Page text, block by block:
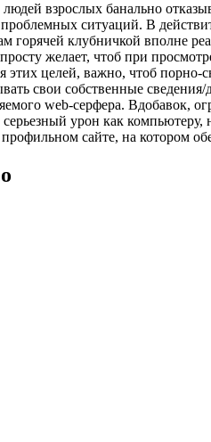
взрослых банально
ситуаций. В
горячей клубничкой вполне
желает, чтоб при
этих целей, важно, чтоб
свои собственные
web-серфера. Вдобавок,
урон как
сайте, на котором